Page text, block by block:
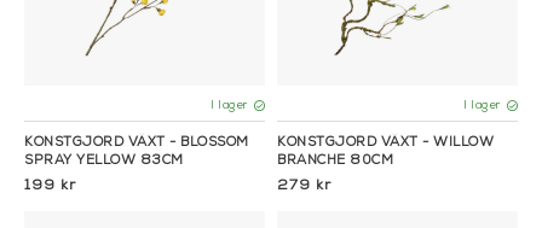
I lager
KONSTGJORD VÄXT - BLOSSOM
SPRAY YELLOW 83CM
199 kr
I lager
KONSTGJORD VÄXT - WILLOW
BRANCHE 80CM
279 kr